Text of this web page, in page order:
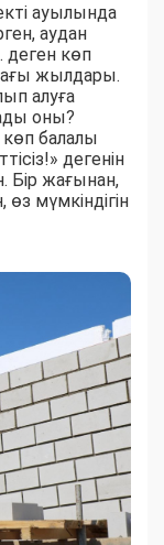
ауылында
аудан
деген көп
жылдары.
алуға
оны?
балалы
дегенін
Бір жағынан,
өз мүмкіндігін